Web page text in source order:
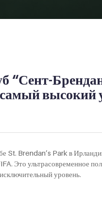
“Сент-
высокий
St. Brendan’s Park в
Это ультрасовременное
уровень.